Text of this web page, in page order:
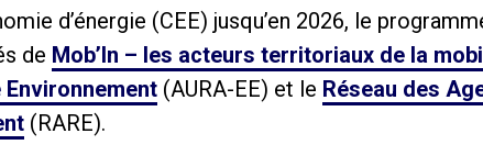
d’énergie (CEE) jusqu’en 2026, le
de Mob’In – les acteurs territoriaux de la
(AURA-EE) et le Réseau des
(RARE).